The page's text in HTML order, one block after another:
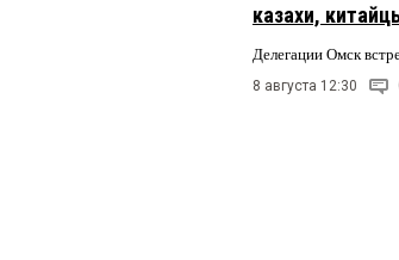
казахи,
Делегации Омск
8 августа 12:30